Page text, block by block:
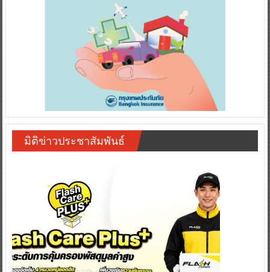
มิติข่าวประชาสัมพันธ์